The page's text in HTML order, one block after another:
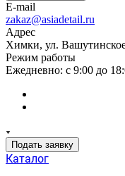
E-mail
zakaz@asiadetail.ru
Адрес
Химки, ул.
Режим работы
Ежедневно: с 9:00 до
Подать заявку
Каталог